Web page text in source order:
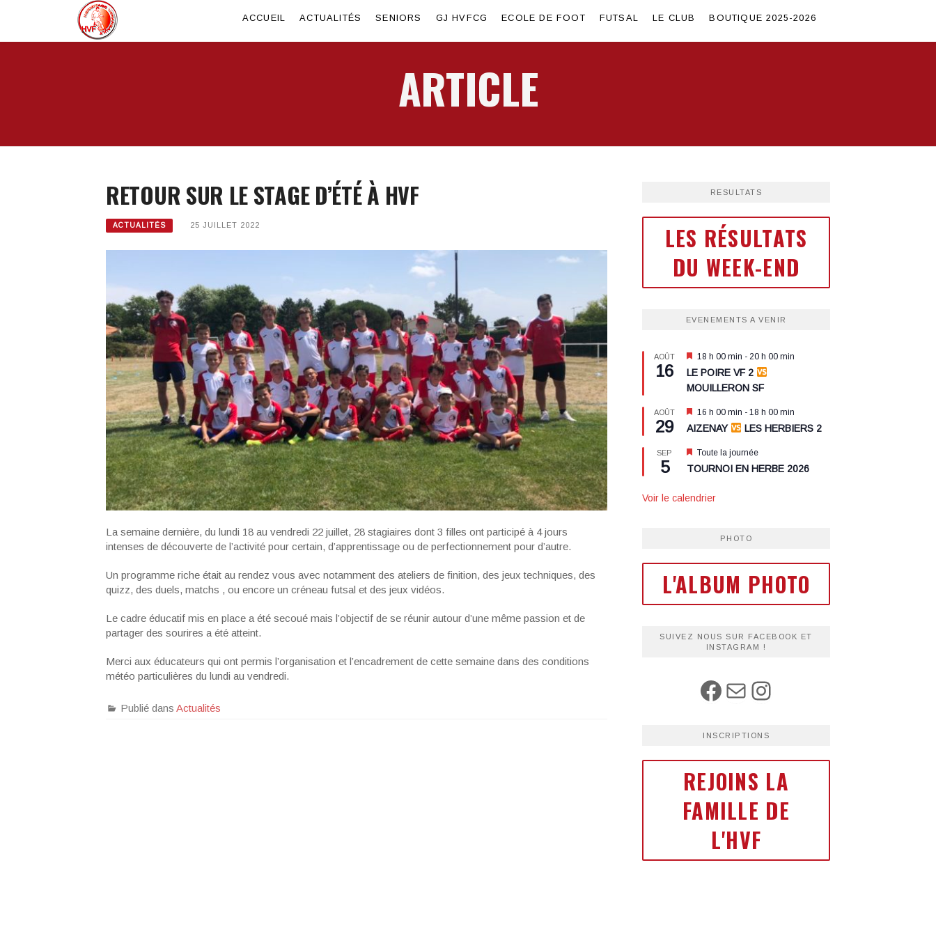
ACCUEIL ACTUALITÉS SENIORS GJ HVFCG ECOLE DE FOOT FUTSAL LE CLUB BOUTIQUE 2025-2026
ARTICLE
RETOUR SUR LE STAGE D’ÉTÉ À HVF
ACTUALITÉS 25 JUILLET 2022
La semaine dernière, du lundi 18 au vendredi 22 juillet, 28 stagiaires dont 3 filles ont participé à 4 jours
intenses de découverte de l’activité pour certain, d’apprentissage ou de perfectionnement pour d’autre.
Un programme riche était au rendez vous avec notamment des ateliers de finition, des jeux techniques, des
quizz, des duels, matchs , ou encore un créneau futsal et des jeux vidéos.
Le cadre éducatif mis en place a été secoué mais l’objectif de se réunir autour d’une même passion et de
partager des sourires a été atteint.
Merci aux éducateurs qui ont permis l’organisation et l’encadrement de cette semaine dans des conditions
météo particulières du lundi au vendredi.
Publié dans Actualités
RESULTATS
LES RÉSULTATS
DU WEEK-END
EVENEMENTS A VENIR
AOÛT
16
Mis
en
avant
18 h 00 min - 20 h 00 min
LE POIRE VF 2
MOUILLERON SF
AOÛT
29
Mis
en
avant
16 h 00 min - 18 h 00 min
AIZENAY LES HERBIERS 2
SEP
5
Mis
en
avant
Toute la journée
TOURNOI EN HERBE 2026
Voir le calendrier
PHOTO
L'ALBUM PHOTO
SUIVEZ NOUS SUR FACEBOOK ET
INSTAGRAM !
INSCRIPTIONS
REJOINS LA
FAMILLE DE
L'HVF